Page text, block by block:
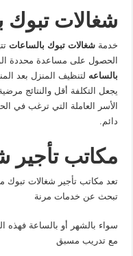
شغالات تبوك
خدمةشغالات تبوك بالساعات
الحصول على مساعدة محددة
بالساعه لتنظيف المنزل بعد
يجعل التكلفة أقل والنتائج
الأسر العاملة التي ترغب في
دائم.
مكاتب تأجير
تعد مكاتب تأجير شغالات تبوك
تبحث عن خدمات مرنة
سواء بالشهر أو بالساعة فهذه
مع تدريب مسبق